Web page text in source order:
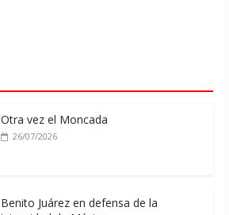
Otra vez el Moncada
26/07/2026
Benito Juárez en defensa de la